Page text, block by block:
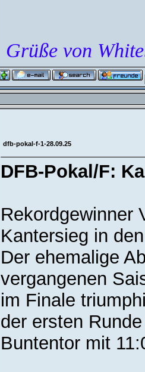
Grüße von
dfb-pokal-f-1-28.09.25
DFB-Pokal/F:
Rekordgewinner
Kantersieg in
Der ehemalige
vergangenen
im Finale
der ersten
Buntentor mit